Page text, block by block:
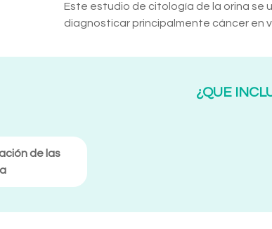
Este estudio de citología de la orina se
diagnosticar principalmente cáncer en
¿QUE
de las